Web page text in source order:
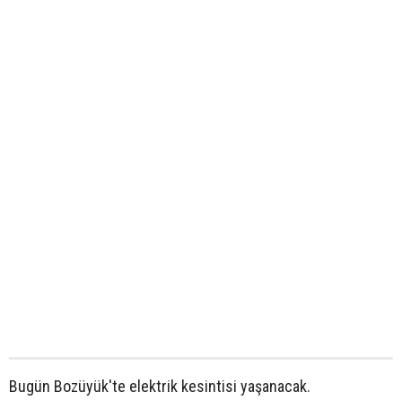
Bugün Bozüyük'te elektrik kesintisi yaşanacak.